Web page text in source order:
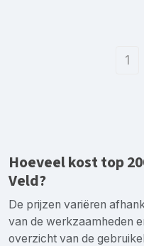
1
Hoeveel kost top
Veld?
De prijzen variëren
van de werkzaamheden
overzicht van de